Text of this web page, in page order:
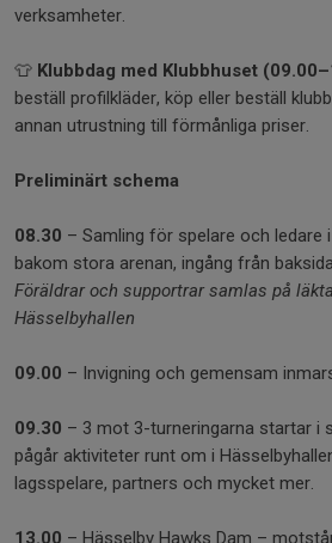
verksamheter.
👕 Klubbdag med Klubbhuset
beställ profilkläder, köp eller beställ
annan utrustning till förmånliga priser.
Preliminärt schema
08.30 – Samling för spelare och ledare
bakom stora arenan, ingång från
Föräldrar och supportrar samlas på
Hässelbyhallen
09.00 – Invigning och gemensam
09.30 – 3 mot 3-turneringarna startar i
pågår aktiviteter runt om i
lagsspelare, partners och mycket mer.
13.00 – Hässelby Hawks Dam –